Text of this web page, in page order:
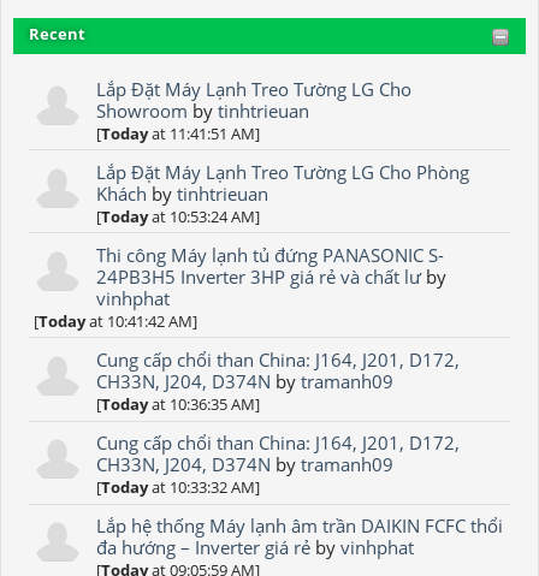
Recent
Lắp Đặt Máy Lạnh Treo Tường LG Cho
Showroom bytinhtrieuan
[Todayat 11:41:51 AM]
Lắp Đặt Máy Lạnh Treo Tường LG Cho Phòng
Khách bytinhtrieuan
[Todayat 10:53:24 AM]
Thi công Máy lạnh tủ đứng PANASONIC S-
24PB3H5 Inverter 3HP giá rẻ và chất lưby
vinhphat
[Todayat 10:41:42 AM]
Cung cấp chổi than China: J164, J201, D172,
CH33N, J204, D374N bytramanh09
[Todayat 10:36:35 AM]
Cung cấp chổi than China: J164, J201, D172,
CH33N, J204, D374N bytramanh09
[Todayat 10:33:32 AM]
Lắp hệ thống Máy lạnh âm trần DAIKIN FCFC thổi
đa hướng – Inverter giá rẻ byvinhphat
[Todayat 09:05:59 AM]